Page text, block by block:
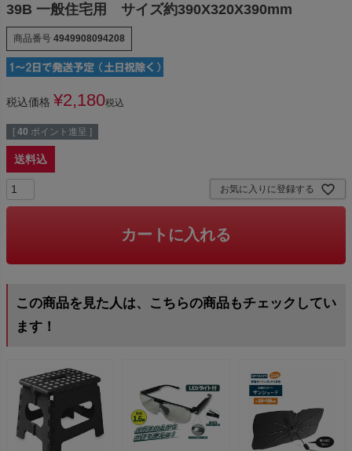
39B 一般住宅用 サイズ約390X320X390mm
商品番号 4949908094208
税込価格 ¥2,180税込
[ 40 ポイント進呈 ]
送料込
お気に入りに登録する
カートに入れる
この商品を見た人は、こちらの商品もチェックしてい
ます！